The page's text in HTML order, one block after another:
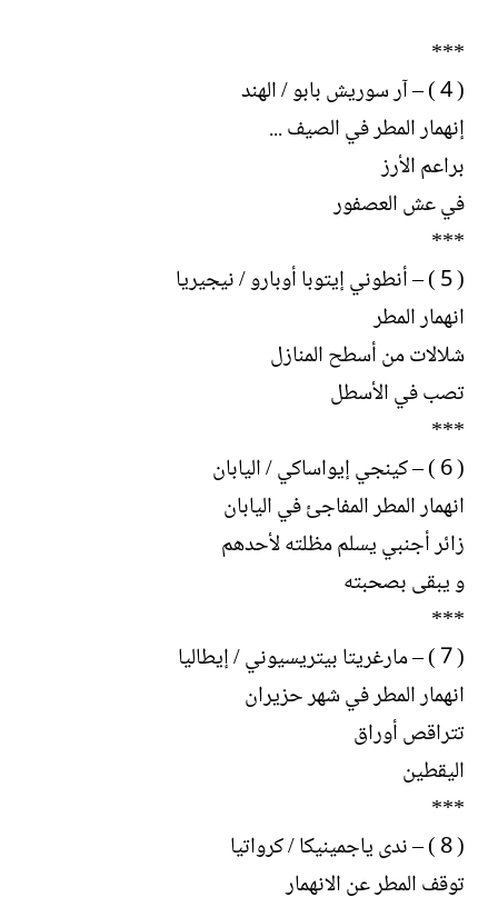
***
( 4 ) – آر سوريش بابو / الهند
إنهمار المطر في الصيف ...
براعم الأرز
في عش العصفور
***
( 5 ) – أنطوني إيتوبا أوبارو / نيجيريا
انهمار المطر
شلالات من أسطح المنازل
تصب في الأسطل
***
( 6 ) – كينجي إيواساكي / اليابان
انهمار المطر المفاجئ في اليابان
زائر أجنبي يسلم مظلته لأحدهم
و يبقى بصحبته
***
( 7 ) – مارغريتا بيتريسيوني / إيطاليا
انهمار المطر في شهر حزيران
تتراقص أوراق
اليقطين
***
( 8 ) – ندى ياجمينيكا / كرواتيا
توقف المطر عن الانهمار